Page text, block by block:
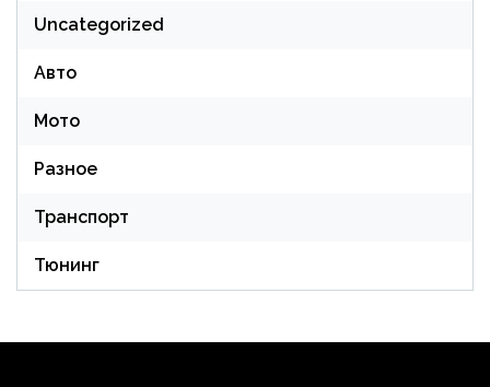
Uncategorized
Авто
Мото
Разное
Транспорт
Тюнинг